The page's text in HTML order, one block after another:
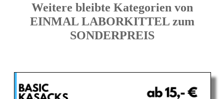
Weitere bleibte Kategorien von
EINMAL LABORKITTEL zum
SONDERPREIS